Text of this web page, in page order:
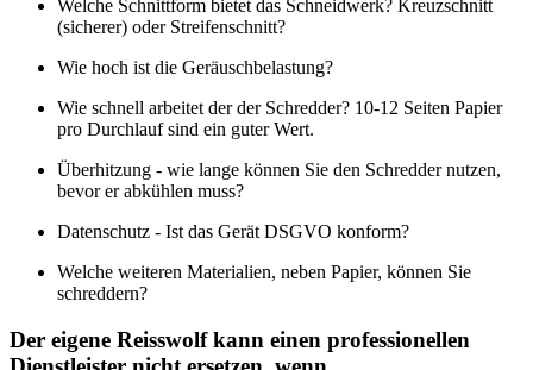
Welche Schnittform bietet das Schneidwerk? Kreuzschnitt
(sicherer) oder Streifenschnitt?
Wie hoch ist die Geräuschbelastung?
Wie schnell arbeitet der der Schredder? 10-12 Seiten Papier
pro Durchlauf sind ein guter Wert.
Überhitzung - wie lange können Sie den Schredder nutzen,
bevor er abkühlen muss?
Datenschutz - Ist das Gerät DSGVO konform?
Welche weiteren Materialien, neben Papier, können Sie
schreddern?
Der eigene Reisswolf kann einen professionellen